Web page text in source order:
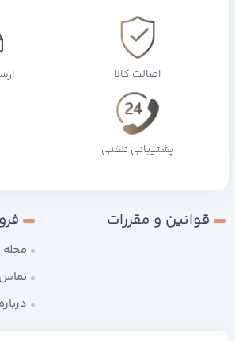
اصالت کالا
پشتیبانی تلفنی
قوانین و مقررات
تماس